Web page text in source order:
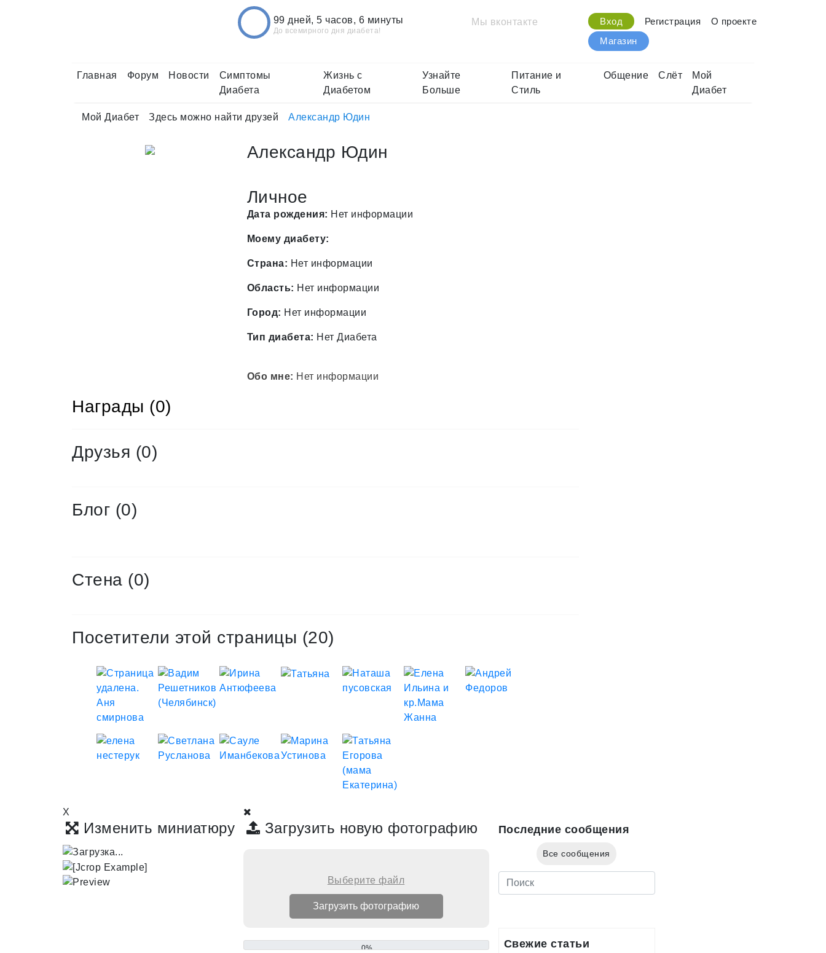
99 дней, 5 часов, 6 минуты
До всемирного дня диабета!
Мы вконтакте Вход Регистрация
О проекте
Магазин
Главная Форум Новости
Симптомы
Диабета
Жизнь с
Диабетом
Узнайте
Больше
Питание и
Стиль
Общение Слёт
Мой
Диабет
Мой Диабет Здесь можно найти друзей Александр Юдин
Александр Юдин
Личное
Дата рождения: Нет информации
Моему диабету:
Страна: Нет информации
Область: Нет информации
Город: Нет информации
Тип диабета: Нет Диабета
Обо мне: Нет информации
Награды (0)
Друзья (0)
Блог (0)
Стена (0)
Посетители этой страницы (20)
X
Изменить миниатюру Загрузить новую фотографию
Выберите файл
0%
Последние сообщения
Все сообщения
Свежие статьи